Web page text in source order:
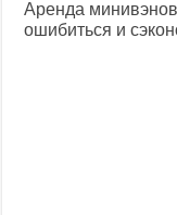
Аренда
ошибиться и